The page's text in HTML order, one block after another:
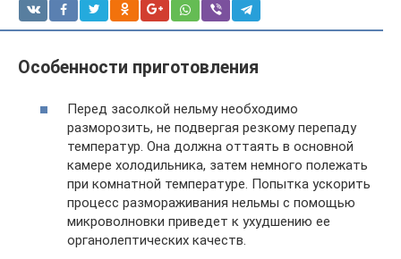
Особенности приготовления
Перед засолкой нельму необходимо
разморозить, не подвергая резкому перепаду
температур. Она должна оттаять в основной
камере холодильника, затем немного полежать
при комнатной температуре. Попытка ускорить
процесс размораживания нельмы с помощью
микроволновки приведет к ухудшению ее
органолептических качеств.